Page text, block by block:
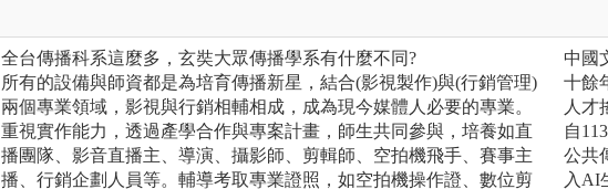
全台傳播科系這麼多，玄奘大眾傳播學系有什麼不同?
所有的設備與師資都是為培育傳播新星，結合(影視製作)與(行銷管理)
兩個專業領域，影視與行銷相輔相成，成為現今媒體人必要的專業。
重視實作能力，透過產學合作與專案計畫，師生共同參與，培養如直
播團隊、影音直播主、導演、攝影師、剪輯師、空拍機飛手、賽事主
播、行銷企劃人員等。輔導考取專業證照，如空拍機操作證、數位剪
中國
十餘
人才
自
公共
入AI